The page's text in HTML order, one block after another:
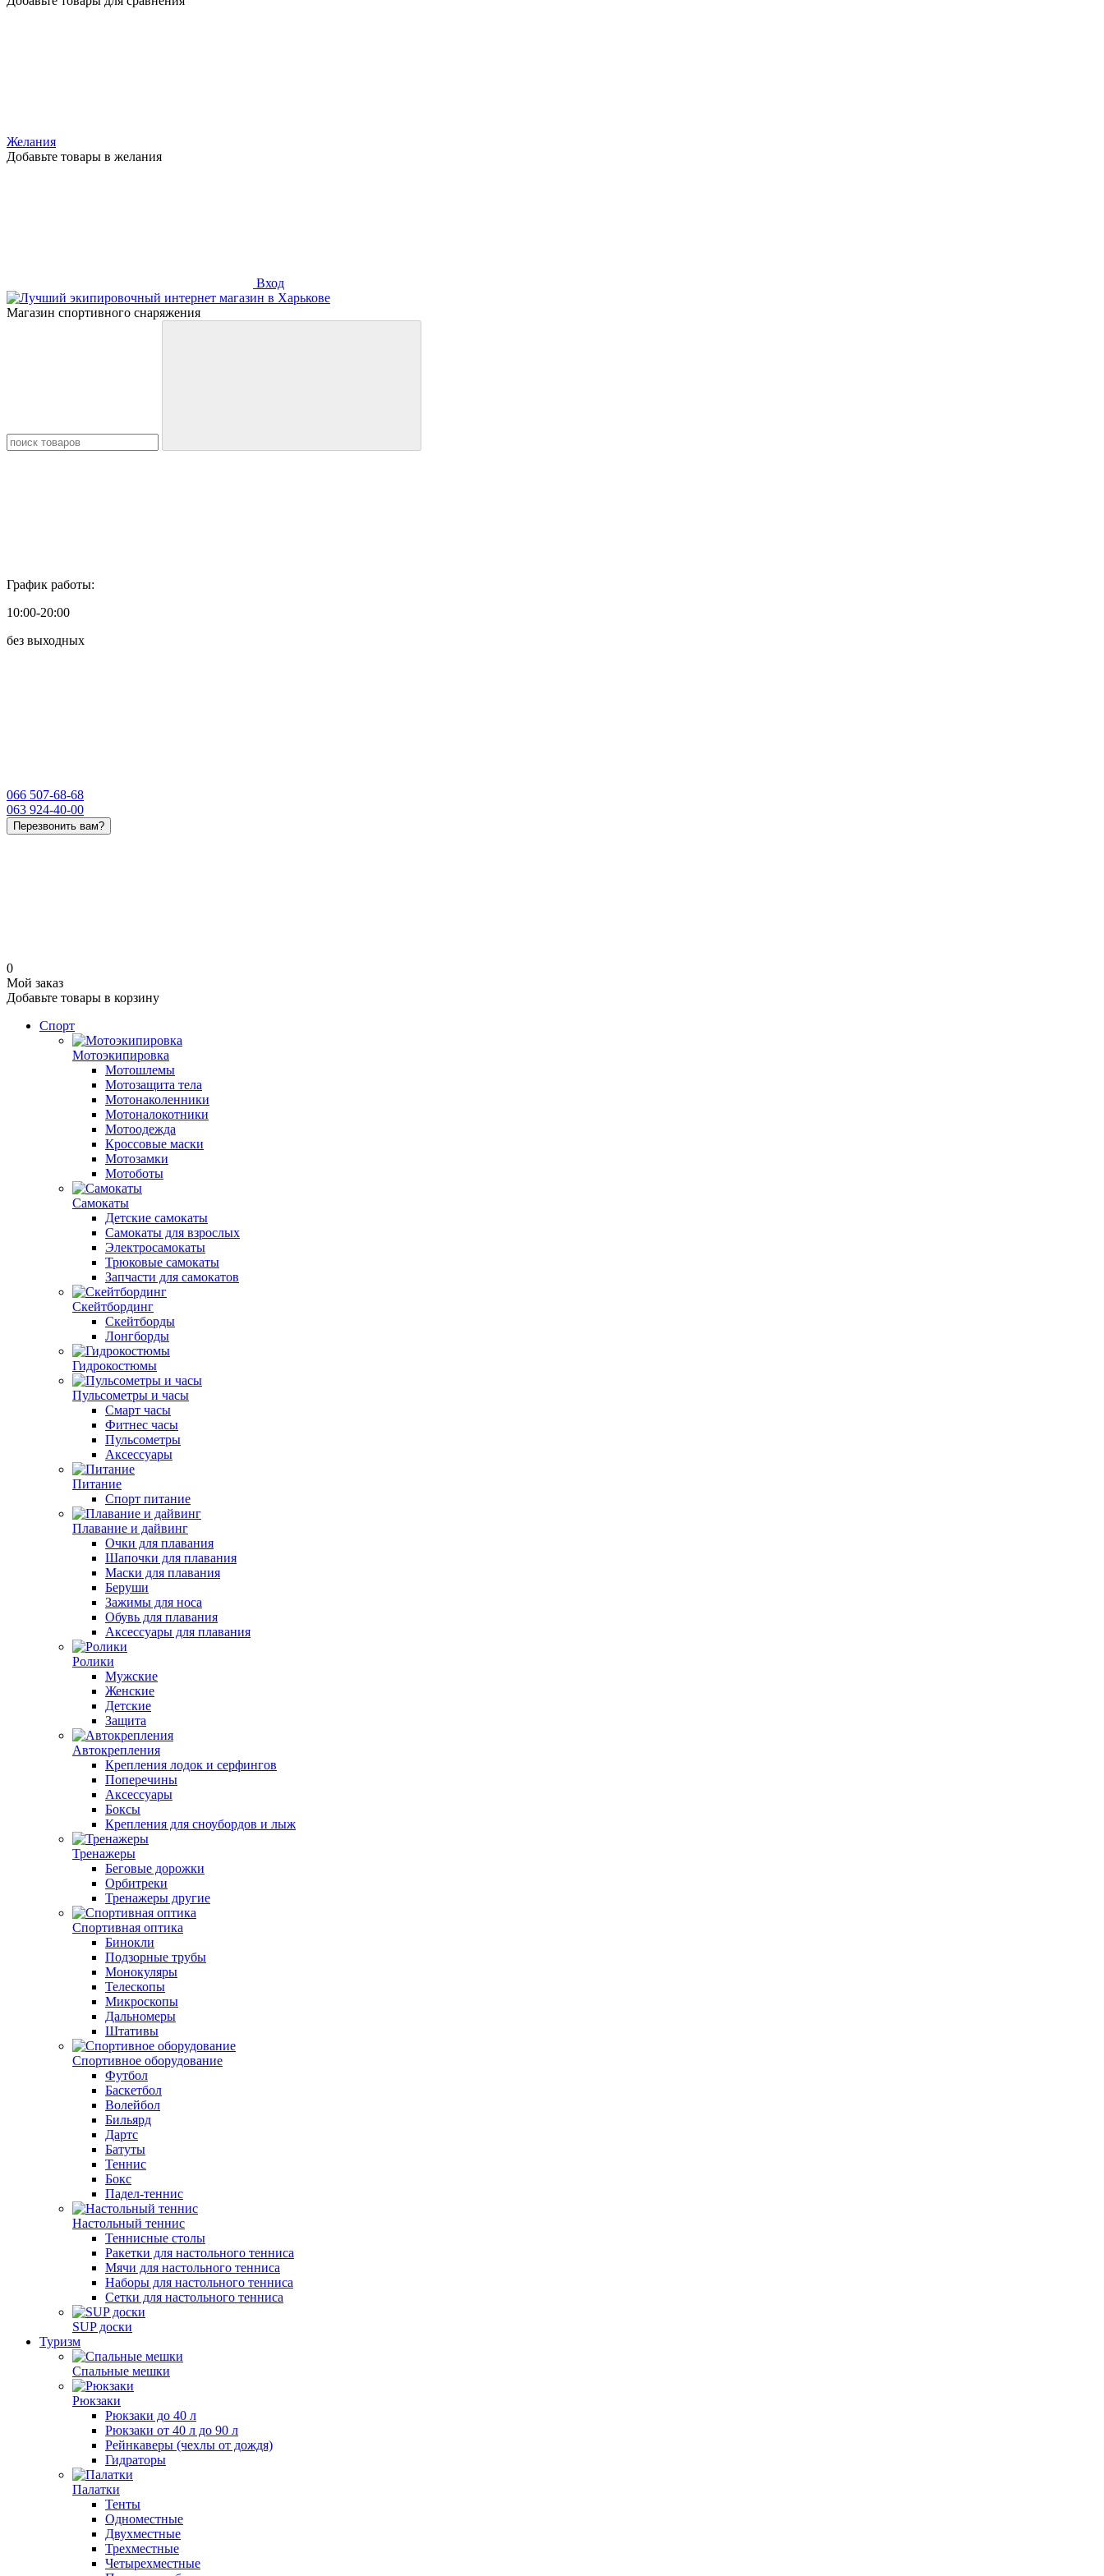
Желания
Добавьте товары в желания
Вход
Магазин спортивного снаряжения
График работы:
10:00-20:00
без выходных
066 507-68-68
063 924-40-00
Перезвонить вам?
0
Мой заказ
Добавьте товары в корзину
Спорт
Мотоэкипировка
Мотошлемы
Мотозащита тела
Мотонаколенники
Мотоналокотники
Мотоодежда
Кроссовые маски
Мотозамки
Мотоботы
Самокаты
Детские самокаты
Самокаты для взрослых
Электросамокаты
Трюковые самокаты
Запчасти для самокатов
Скейтбординг
Скейтборды
Лонгборды
Гидрокостюмы
Пульсометры и часы
Смарт часы
Фитнес часы
Пульсометры
Аксессуары
Питание
Спорт питание
Плавание и дайвинг
Очки для плавания
Шапочки для плавания
Маски для плавания
Беруши
Зажимы для носа
Обувь для плавания
Аксессуары для плавания
Ролики
Мужские
Женские
Детские
Защита
Автокрепления
Крепления лодок и серфингов
Поперечины
Аксессуары
Боксы
Крепления для сноубордов и лыж
Тренажеры
Беговые дорожки
Орбитреки
Тренажеры другие
Спортивная оптика
Бинокли
Подзорные трубы
Монокуляры
Телескопы
Микроскопы
Дальномеры
Штативы
Спортивное оборудование
Футбол
Баскетбол
Волейбол
Бильярд
Дартс
Батуты
Теннис
Бокс
Падел-теннис
Настольный теннис
Теннисные столы
Ракетки для настольного тенниса
Мячи для настольного тенниса
Наборы для настольного тенниса
Сетки для настольного тенниса
SUP доски
Туризм
Спальные мешки
Рюкзаки
Рюкзаки до 40 л
Рюкзаки от 40 л до 90 л
Рейнкаверы (чехлы от дождя)
Гидраторы
Палатки
Тенты
Одноместные
Двухместные
Трехместные
Четырехместные